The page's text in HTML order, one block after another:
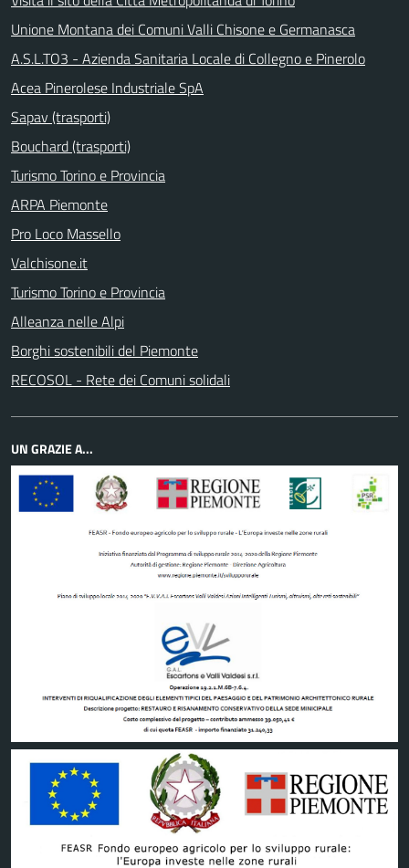
Unione Montana dei Comuni Valli Chisone e Germanasca
A.S.L.TO3 - Azienda Sanitaria Locale di Collegno e Pinerolo
Acea Pinerolese Industriale SpA
Sapav (trasporti)
Bouchard (trasporti)
Turismo Torino e Provincia
ARPA Piemonte
Pro Loco Massello
Valchisone.it
Turismo Torino e Provincia
Alleanza nelle Alpi
Borghi sostenibili del Piemonte
RECOSOL - Rete dei Comuni solidali
UN GRAZIE A...